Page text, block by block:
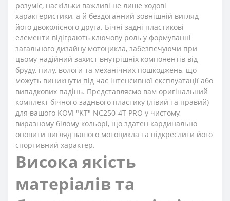
розуміє, наскільки важливі не лише ходові
характеристики, а й бездоганний зовнішній вигляд
його двоколісного друга. Бічні задні пластикові
елементи відіграють ключову роль у формуванні
загального дизайну мотоцикла, забезпечуючи при
цьому надійний захист внутрішніх компонентів від
бруду, пилу, вологи та механічних пошкоджень, що
можуть виникнути під час інтенсивної експлуатації або
випадкових падінь. Представляємо вам оригінальний
комплект бічного заднього пластику (лівий та правий)
для вашого KOVI "KT" NC250-4Т PRO у чистому,
виразному білому кольорі, що здатен кардинально
оновити вигляд вашого мотоцикла та підкреслити його
спортивний характер.
Висока якість
матеріалів та